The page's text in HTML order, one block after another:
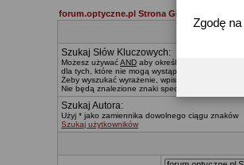
Zgodę
forum.optyczne.pl Strona Główna
Szukaj Słów Kluczowych:
Możesz używaćAND aby określać, które słowa
dla tych, które nie mogą wystąpić. Znak *
Żeby wyszukać wyrażenie, wpisz je pomiędzy
Nie będą znalezione znaki specialne, za
Szukaj Autora:
Użyj * jako zamiennika dowolnego ciągu znaków
Szukaj użytkowników